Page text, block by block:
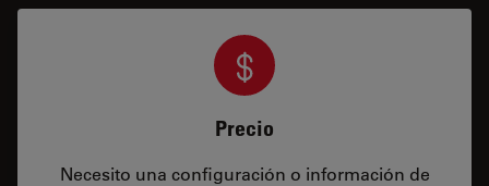
Precio
Necesito una configuración o información de